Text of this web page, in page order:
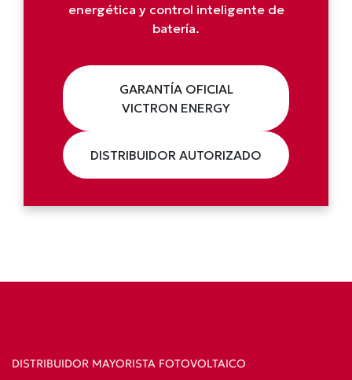
energética y control inteligente de
batería.
GARANTÍA OFICIAL
VICTRON ENERGY
DISTRIBUIDOR AUTORIZADO
DISTRIBUIDOR MAYORISTA FOTOVOLTAICO